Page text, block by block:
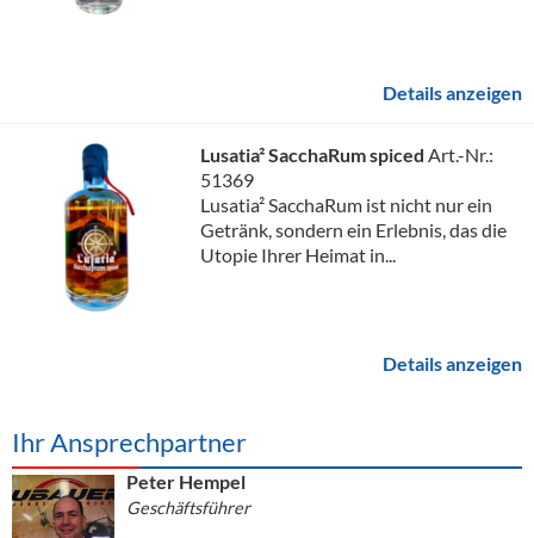
Details anzeigen
Lusatia² SacchaRum spiced Art.-Nr.:
51369
Lusatia² SacchaRum ist nicht nur ein
Getränk, sondern ein Erlebnis, das die
Utopie Ihrer Heimat in...
Details anzeigen
Ihr Ansprechpartner
Peter Hempel
Geschäftsführer